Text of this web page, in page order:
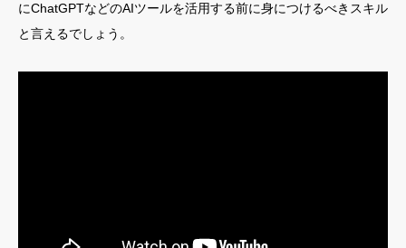
にChatGPTなどのAIツールを活用する前に身につけるべきスキル
と言えるでしょう。
お問い合わせ
プライバシーポリシー